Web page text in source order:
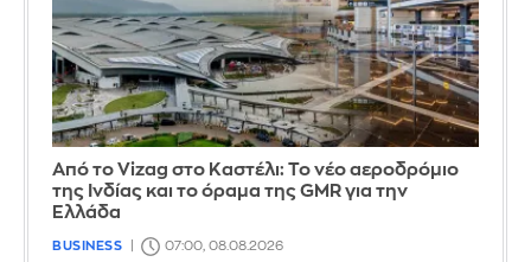
Από το Vizag στο Καστέλι: Το νέο αεροδρόμιο
της Ινδίας και το όραμα της GMR για την
Ελλάδα
BUSINESS 07:00, 08.08.2026